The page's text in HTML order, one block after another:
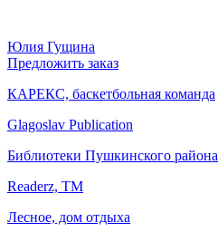
Юлия Гущина
Предложить заказ
КАРЕКС, баскетбольная команда
Glagoslav Publication
Библиотеки Пушкинского района
Readerz, ТМ
Лесное, дом отдыха